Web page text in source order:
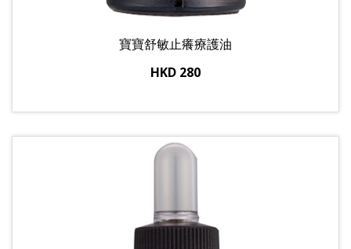
寶寶舒敏止癢療護油
HKD 280